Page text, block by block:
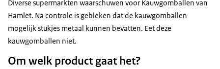
Diverse supermarkten waarschuwen voor Kauwgomballen van
Hamlet. Na controle is gebleken dat de kauwgomballen
mogelijk stukjes metaal kunnen bevatten. Eet deze
kauwgomballen niet.
Om welk product gaat het?